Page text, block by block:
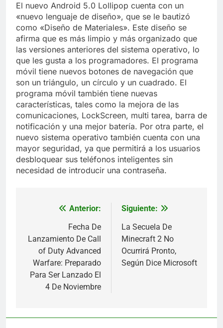
El nuevo Android 5.0 Lollipop cuenta con un
«nuevo lenguaje de diseño», que se le bautizó
como «Diseño de Materiales». Este diseño se
afirma que es más limpio y más organizado que
las versiones anteriores del sistema operativo, lo
que les gusta a los programadores. El programa
móvil tiene nuevos botones de navegación que
son un triángulo, un círculo y un cuadrado. El
programa móvil también tiene nuevas
características, tales como la mejora de las
comunicaciones, LockScreen, multi tarea, barra de
notificación y una mejor batería. Por otra parte, el
nuevo sistema operativo también cuenta con una
mayor seguridad, ya que permitirá a los usuarios
desbloquear sus teléfonos inteligentes sin
necesidad de introducir una contraseña.
Navegación
entradas
Anterior:
Fecha De
Lanzamiento De Call
of Duty Advanced
Warfare: Preparado
Para Ser Lanzado El
4 De Noviembre
Siguiente:
La Secuela De
Minecraft 2 No
Ocurrirá Pronto,
Según Dice Microsoft